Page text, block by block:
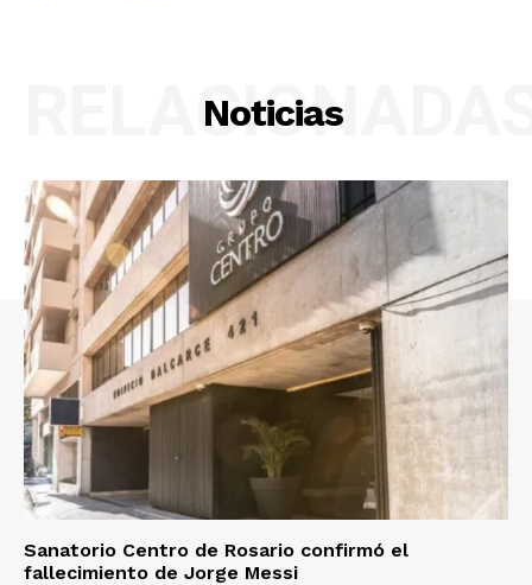
Noticias
Sanatorio Centro de Rosario confirmó el
fallecimiento de Jorge Messi